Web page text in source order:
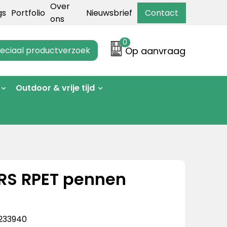
Portfolio
Over
ons
Nieuwsbrief Contact
productverzoek
0
Op aanvraag
Outdoor & vrije tijd
RPET pennen